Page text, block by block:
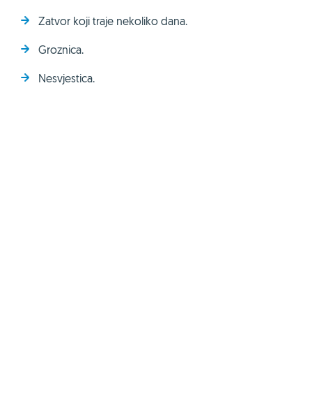
Zatvor koji traje nekoliko dana.
Groznica.
Nesvjestica.